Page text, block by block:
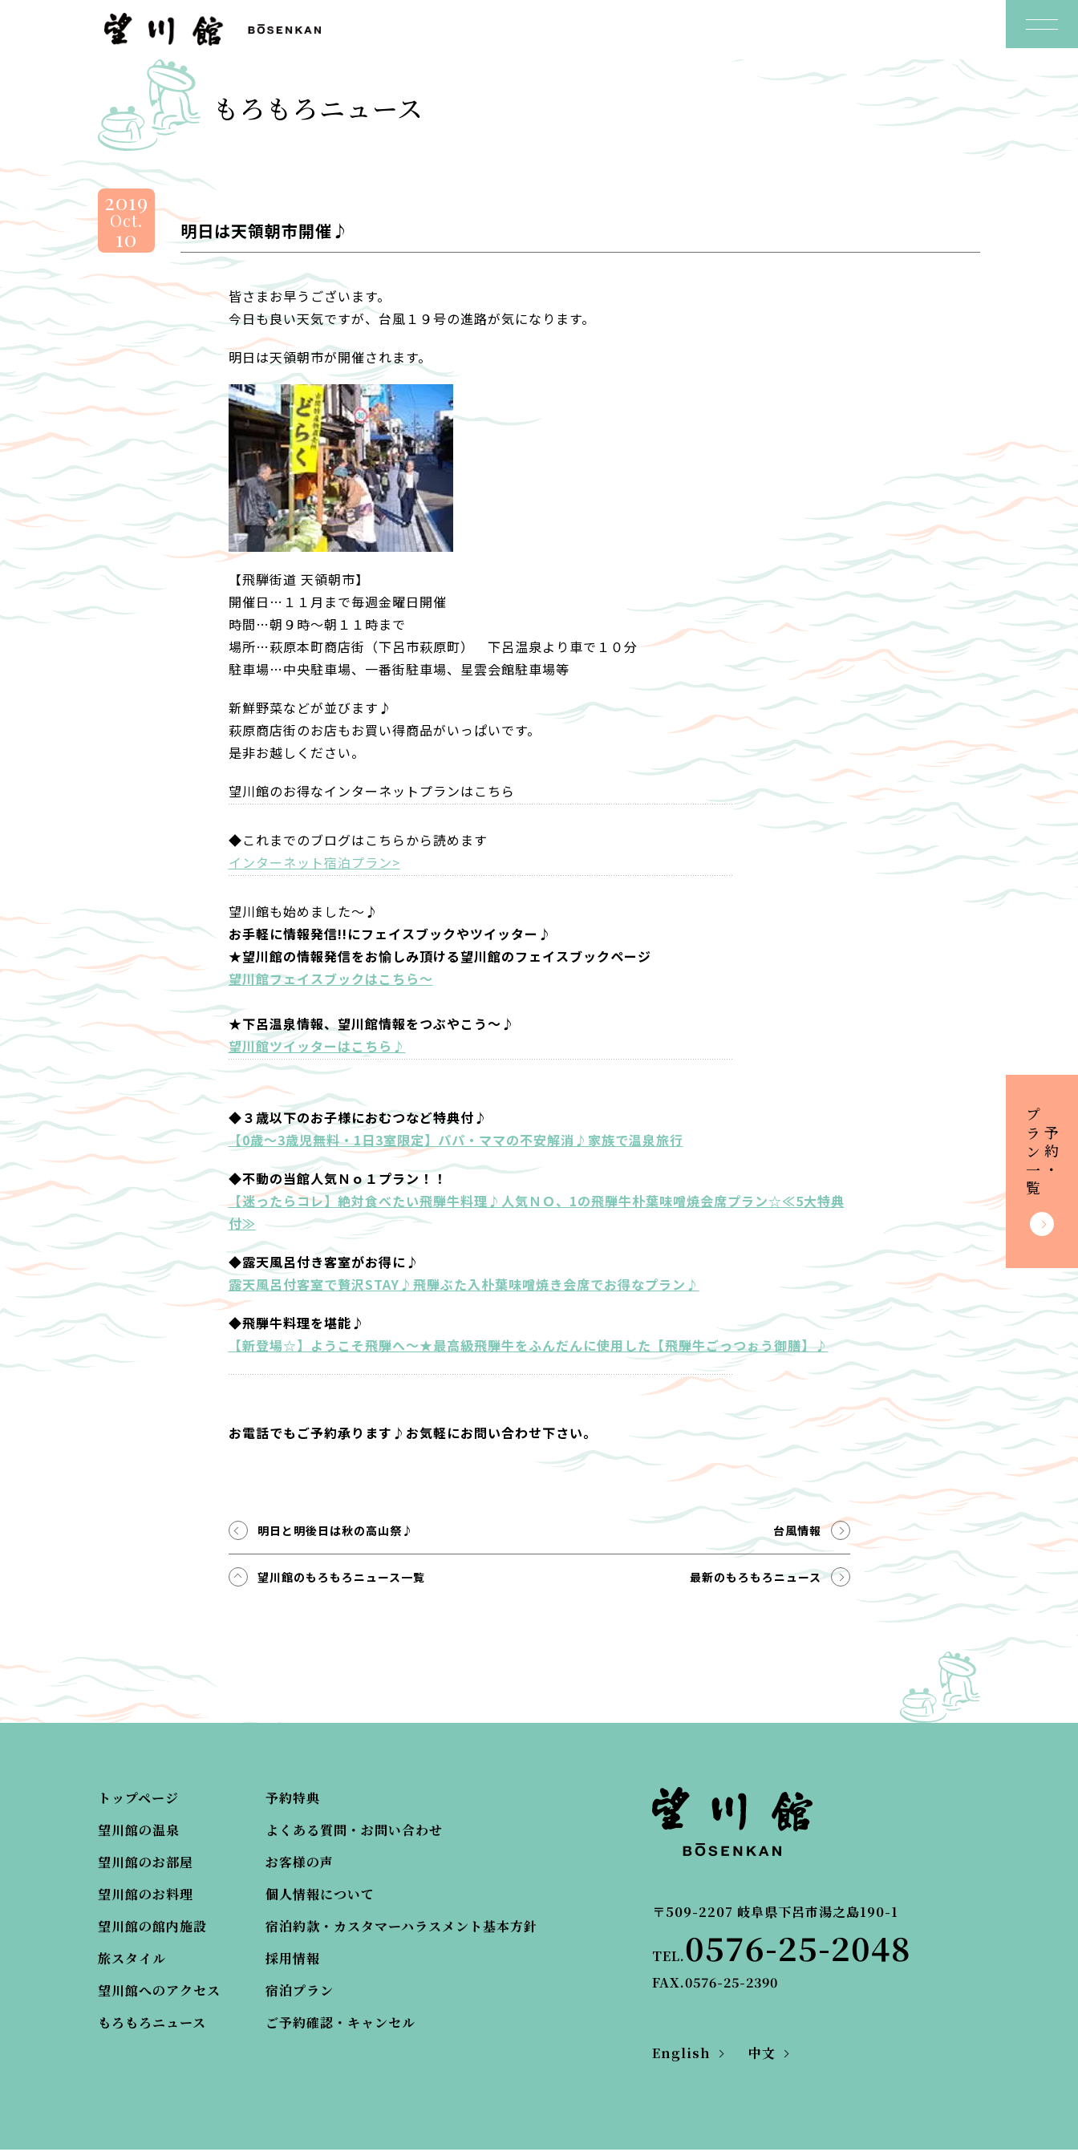
望
川
BOSENKAN
ご予約・
プラン一覧
もろもろニュース
2019
Oct.
10 明日は天領朝市開催♪
皆さまお早うございます。
今日も良い天気ですが、台風１９号の進路が気になります。
明日は天領朝市が開催されます。
【飛騨街道 天領朝市】
開催日…１１月まで毎週金曜日開催
時間…朝９時～朝１１時まで
場所…萩原本町商店街（下呂市萩原町） 下呂温泉より車で１０分
駐車場…中央駐車場、一番街駐車場、星雲会館駐車場等
新鮮野菜などが並びます♪
萩原商店街のお店もお買い得商品がいっぱいです。
是非お越しください。
望川館のお得なインターネットプランはこちら
◆これまでのブログはこちらから読めます
インターネット宿泊プラン>
望川館も始めました～♪
お手軽に情報発信!!にフェイスブックやツイッター♪
★望川館の情報発信をお愉しみ頂ける望川館のフェイスブックページ
望川館フェイスブックはこちら～
★下呂温泉情報、望川館情報をつぶやこう～♪
望川館ツイッターはこちら♪
◆３歳以下のお子様におむつなど特典付♪
【0歳～3歳児無料・1日3室限定】パパ・ママの不安解消♪家族で温泉旅行
◆不動の当館人気Ｎｏ１プラン！！
【迷ったらコレ】絶対食べたい飛騨牛料理♪人気ＮＯ、1の飛騨牛朴葉味噌焼会席プラン☆≪5大特典
付≫
◆露天風呂付き客室がお得に♪
露天風呂付客室で贅沢STAY♪飛騨ぶた入朴葉味噌焼き会席でお得なプラン♪
◆飛騨牛料理を堪能♪
【新登場☆】ようこそ飛騨へ～★最高級飛騨牛をふんだんに使用した【飛騨牛ごっつぉう御膳】♪
お電話でもご予約承ります♪お気軽にお問い合わせ下さい。
明日と明後日は秋の高山祭♪ 台風情報
望川館のもろもろニュース一覧 最新のもろもろニュース
トップページ
望川館の温泉
望川館のお部屋
望川館のお料理
望川館の館内施設
旅スタイル
望川館へのアクセス
もろもろニュース
予約特典
よくある質問・お問い合わせ
お客様の声
個人情報について
宿泊約款・カスタマーハラスメント基本方針
採用情報
宿泊プラン
ご予約確認・キャンセル
〒509-2207 岐阜県下呂市湯之島190-1
TEL.0576-25-2048
FAX.0576-25-2390
English 中文